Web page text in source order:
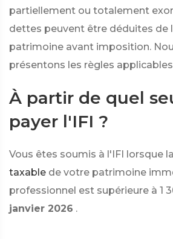
partiellement ou totalement
dettes peuvent être déduites de
patrimoine avant imposition.
présentons les règles
À partir de quel
payer l'IFI ?
Vous êtes soumis à l'IFI lorsque la
taxable de votre patrimoine
professionnel est supérieure à 1
janvier 2026 .